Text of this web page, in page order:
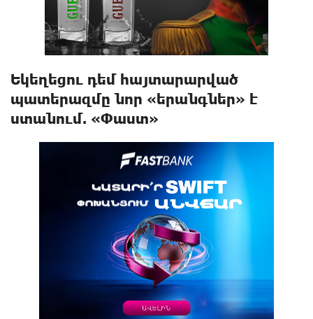
Եկեղեցու դեմ հայտարարված
պատերազմը նոր «երանգներ» է
ստանում. «Փաստ»